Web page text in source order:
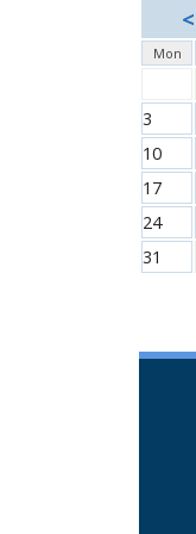
<
Mon
3
10
17
24
31